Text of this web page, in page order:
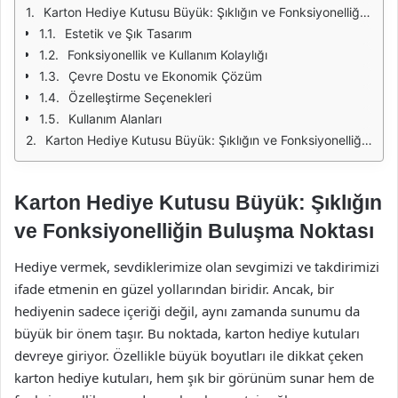
Karton Hediye Kutusu Büyük: Şıklığın ve Fonksiyonelliğin Buluşma Noktası
Estetik ve Şık Tasarım
Fonksiyonellik ve Kullanım Kolaylığı
Çevre Dostu ve Ekonomik Çözüm
Özelleştirme Seçenekleri
Kullanım Alanları
Karton Hediye Kutusu Büyük: Şıklığın ve Fonksiyonelliğin Buluşma Noktası
Karton Hediye Kutusu Büyük: Şıklığın
ve Fonksiyonelliğin Buluşma Noktası
Hediye vermek, sevdiklerimize olan sevgimizi ve takdirimizi
ifade etmenin en güzel yollarından biridir. Ancak, bir
hediyenin sadece içeriği değil, aynı zamanda sunumu da
büyük bir önem taşır. Bu noktada, karton hediye kutuları
devreye giriyor. Özellikle büyük boyutları ile dikkat çeken
karton hediye kutuları, hem şık bir görünüm sunar hem de